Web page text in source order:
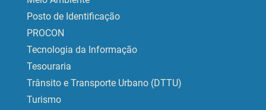
Posto de Identificação
PROCON
Tecnologia da Informação
Tesouraria
Trânsito e Transporte Urbano (DTTU)
Turismo